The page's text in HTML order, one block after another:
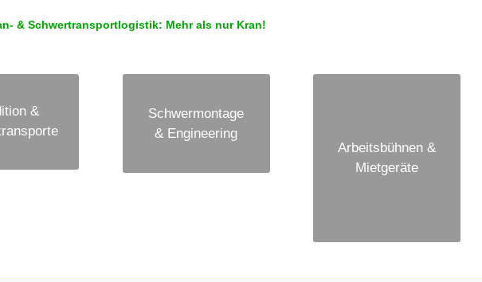
& Schwertransportlogistik: Mehr als nur Kran!
&
Schwermontage
& Engineering
Arbeitsbühnen &
Mietgeräte